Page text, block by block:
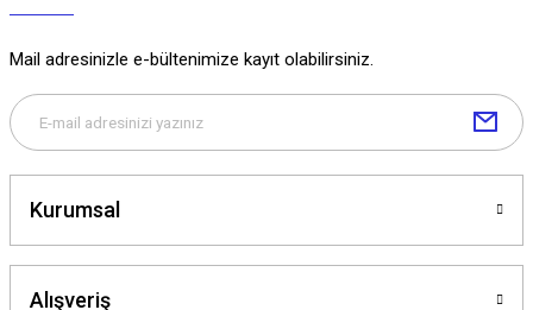
Mail adresinizle e-bültenimize kayıt olabilirsiniz.
Kurumsal
Alışveriş